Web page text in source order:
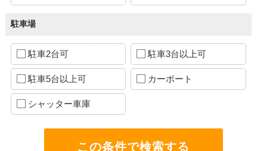
駐車場
駐車2台可 駐車3台以上可
駐車5台以上可 カーポート
シャッター車庫